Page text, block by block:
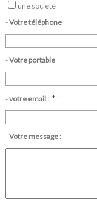
une société
-Votre téléphone
-Votre portable
-votre email : *
-Votre message :